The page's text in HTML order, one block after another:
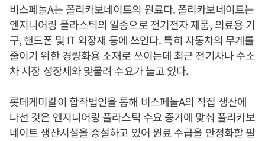
비스페놀A는 폴리카보네이트의 원료다. 폴리카보네이트는
엔지니어링 플라스틱의 일종으로 전기전자 제품, 의료용 기
구, 핸드폰 및 IT 외장재 등에 쓰인다. 특히 자동차의 무게를
줄이기 위한 경량화용 소재로 쓰이는데 최근 전기차나 수소
차 시장 성장세와 맞물려 수요가 늘고 있다.
롯데케미칼이 합작법인을 통해 비스페놀A의 직접 생산에
나선 것은 엔지니어링 플라스틱 수요 증가에 맞춰 폴리카보
네이트 생산시설을 증설하고 있어 원료 수급을 안정화할 필